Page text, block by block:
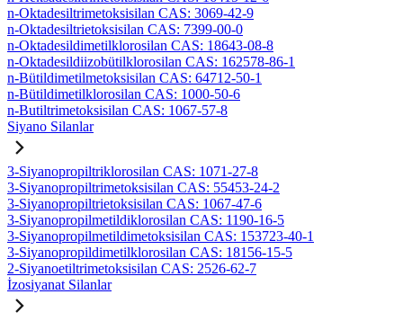
n-Oktadesiltrimetoksisilan CAS: 3069-42-9
n-Oktadesiltrietoksisilan CAS: 7399-00-0
n-Oktadesildimetilklorosilan CAS: 18643-08-8
n-Oktadesildiizobütilklorosilan CAS: 162578-86-1
n-Bütildimetilmetoksisilan CAS: 64712-50-1
n-Bütildimetilklorosilan CAS: 1000-50-6
n-Butiltrimetoksisilan CAS: 1067-57-8
Siyano Silanlar
3-Siyanopropiltriklorosilan CAS: 1071-27-8
3-Siyanopropiltrimetoksisilan CAS: 55453-24-2
3-Siyanopropiltrietoksisilan CAS: 1067-47-6
3-Siyanopropilmetildiklorosilan CAS: 1190-16-5
3-Siyanopropilmetildimetoksisilan CAS: 153723-40-1
3-Siyanopropildimetilklorosilan CAS: 18156-15-5
2-Siyanoetiltrimetoksisilan CAS: 2526-62-7
İzosiyanat Silanlar